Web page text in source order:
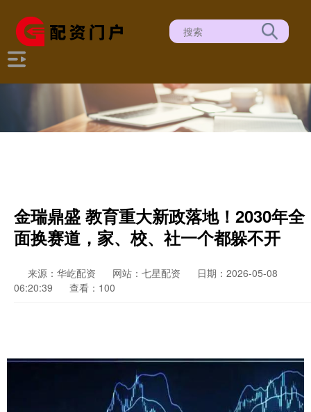
金瑞鼎盛 教育重大新政落地！2030年全
面换赛道，家、校、社一个都躲不开
来源：华屹配资 网站：七星配资
日期：2026-05-08
06:20:39
查看：100